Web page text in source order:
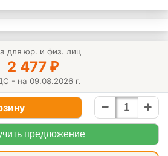
для юр. и физ. лиц
2 477 ₽
- на 09.08.2026 г.
предложение